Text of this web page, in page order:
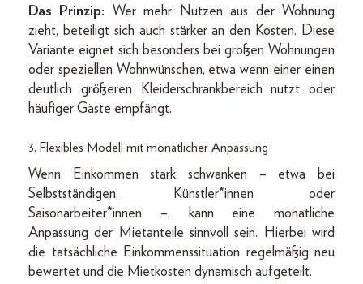
Das Prinzip: Wer mehr Nutzen aus der Wohnung
zieht, beteiligt sich auch stärker an den Kosten. Diese
Variante eignet sich besonders bei großen Wohnungen
oder speziellen Wohnwünschen, etwa wenn einer einen
deutlich größeren Kleiderschrankbereich nutzt oder
häufiger Gäste empfängt.
3. Flexibles Modell mit monatlicher Anpassung
Wenn Einkommen stark schwanken – etwa bei
Selbstständigen, Künstler*innen oder
Saisonarbeiter*innen –, kann eine monatliche
Anpassung der Mietanteile sinnvoll sein. Hierbei wird
die tatsächliche Einkommenssituation regelmäßig neu
bewertet und die Mietkosten dynamisch aufgeteilt.